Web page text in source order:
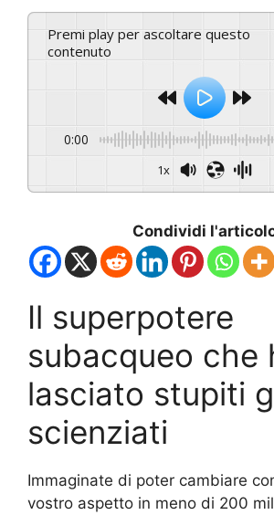
Premi play per ascoltare questo
contenuto
0:00
1x
Condividi
Il superpotere
subacqueo che
lasciato stupiti
scienziati
Immaginate di poter cambiare
vostro aspetto in meno di 200